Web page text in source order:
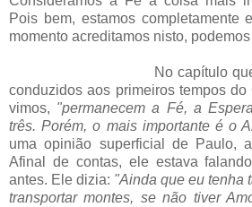
Pois bem, estamos completamente
momento acreditamos nisto,
No capítulo que
conduzidos aos primeiros tempos
vimos, "permanecem a Fé, a
três. Porém, o mais importante é o
uma opinião superficial de Paulo,
Afinal de contas, ele estava
antes. Ele dizia: "Ainda que eu tenha
transportar montes, se não tiver